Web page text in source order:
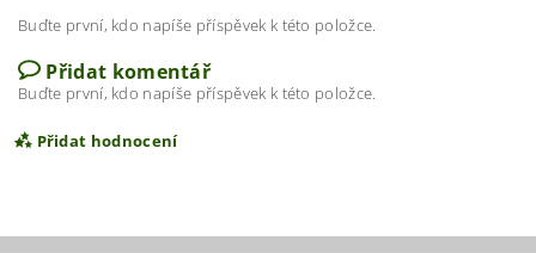
Buďte první, kdo napíše příspěvek k této položce.
Přidat komentář
Buďte první, kdo napíše příspěvek k této položce.
Přidat hodnocení